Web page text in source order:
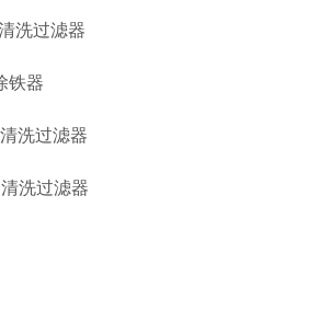
洗过滤器
铁器
洗过滤器
洗过滤器